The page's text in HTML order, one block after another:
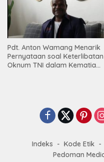
Pdt. Anton Wamang Menarik
Pernyataan soal Keterlibatan
Oknum TNI dalam Kematian
Indeks Kode Etik
Pedoman